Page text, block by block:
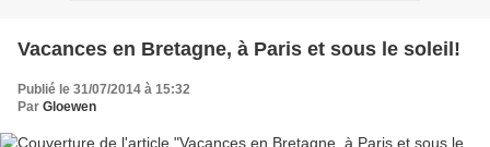
Vacances en Bretagne, à Paris et sous le soleil!
Publié le 31/07/2014 à 15:32
Par Gloewen